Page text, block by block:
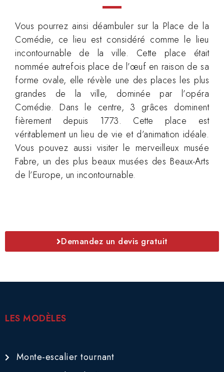
Vous pourrez ainsi déambuler sur la Place de la
Comédie, ce lieu est considéré comme le lieu
incontournable de la ville. Cette place était
nommée autrefois place de l’œuf en raison de sa
forme ovale, elle révèle une des places les plus
grandes de la ville, dominée par l’opéra
Comédie. Dans le centre, 3 grâces dominent
fièrement depuis 1773. Cette place est
véritablement un lieu de vie et d’animation idéale.
Vous pouvez aussi visiter le merveilleux musée
Fabre, un des plus beaux musées des Beaux-Arts
de l’Europe, un incontournable.
Demandez un devis gratuit
LES MODÈLES
Monte-escalier tournant